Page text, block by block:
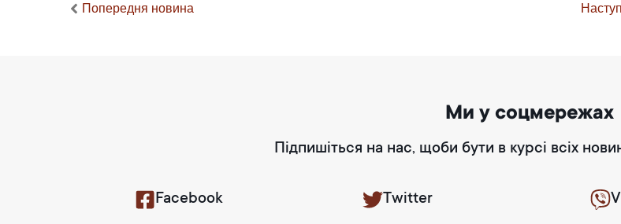
Попередня новина
Ми у соцмережах
Підпишіться на нас, щоби бути в курсі всіх
Facebook Twitter